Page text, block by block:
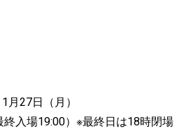
月27日（月）
終入場19:00）※最終日は18時閉場